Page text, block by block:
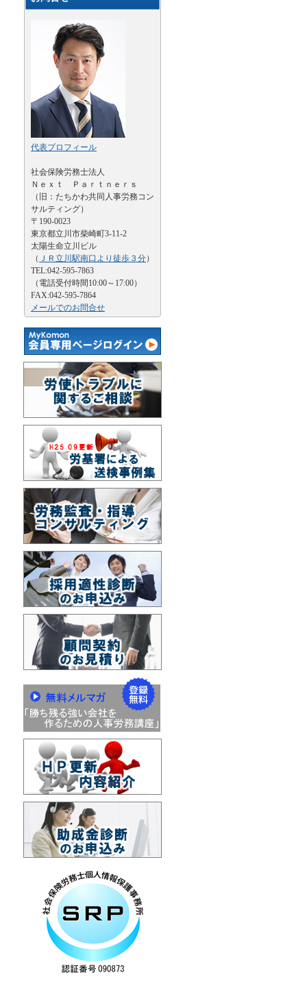
代表プロフィール
社会保険労務士法人
Ｎｅｘｔ Ｐａｒｔｎｅｒｓ
（旧：たちかわ共同人事労務コン
サルティング）
〒190-0023
東京都立川市柴崎町3-11-2
太陽生命立川ビル
（ ＪＲ立川駅南口より徒歩３分）
TEL:042-595-7863
（電話受付時間10:00～17:00）
FAX:042-595-7864
メールでのお問合せ